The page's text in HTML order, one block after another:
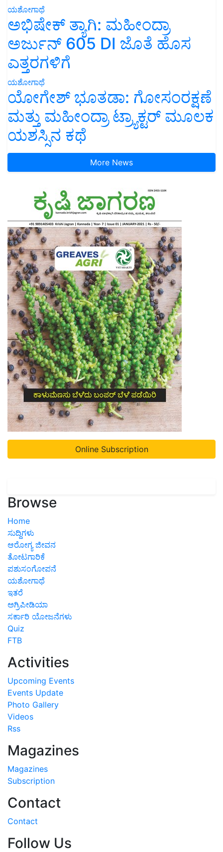
ಯಶೋಗಾಥೆ
ಅಭಿಷೇಕ್ ತ್ಯಾಗಿ: ಮಹೀಂದ್ರಾ
ಅರ್ಜುನ್ 605 DI ಜೊತೆ ಹೊಸ
ಎತ್ತರಗಳಿಗೆ
ಯಶೋಗಾಥೆ
ಯೋಗೇಶ್ ಭೂತಡಾ: ಗೋಸಂರಕ್ಷಣೆ
ಮತ್ತು ಮಹೀಂದ್ರಾ ಟ್ರ್ಯಾಕ್ಟರ್ ಮೂಲಕ
ಯಶಸ್ಸಿನ ಕಥೆ
More News
Online Subscription
Browse
Home
ಸುದ್ದಿಗಳು
ಆರೋಗ್ಯ ಜೀವನ
ತೋಟಗಾರಿಕೆ
ಪಶುಸಂಗೋಪನೆ
ಯಶೋಗಾಥೆ
ಇತರೆ
ಅಗ್ರಿಪೀಡಿಯಾ
ಸರ್ಕಾರಿ ಯೋಜನೆಗಳು
Quiz
FTB
Activities
Upcoming Events
Events Update
Photo Gallery
Videos
Rss
Magazines
Magazines
Subscription
Contact
Contact
Follow Us